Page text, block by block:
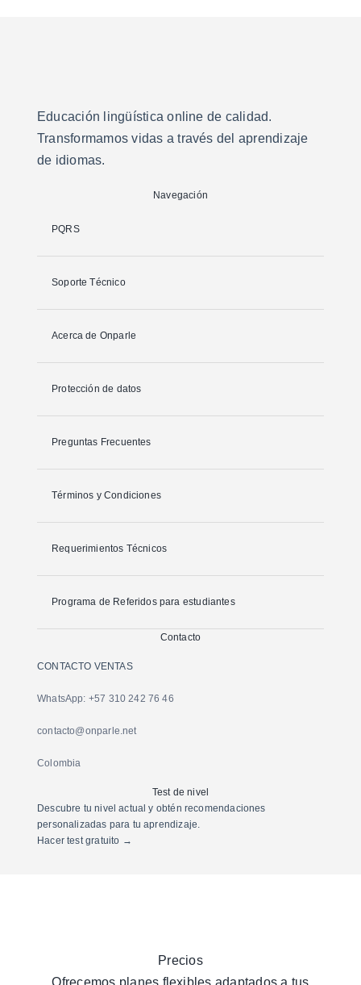
Educación lingüística online de calidad.
Transformamos vidas a través del aprendizaje
de idiomas.
Navegación
PQRS
Soporte Técnico
Acerca de Onparle
Protección de datos
Preguntas Frecuentes
Términos y Condiciones
Requerimientos Técnicos
Programa de Referidos para estudiantes
Contacto
CONTACTO VENTAS
WhatsApp: +57 310 242 76 46
contacto@onparle.net
Colombia
Test de nivel
Descubre tu nivel actual y obtén recomendaciones
personalizadas para tu aprendizaje.
Hacer test gratuito →
Precios
Ofrecemos planes flexibles adaptados a tus